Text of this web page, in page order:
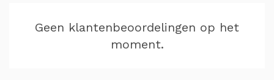
Geen klantenbeoordelingen op het
moment.